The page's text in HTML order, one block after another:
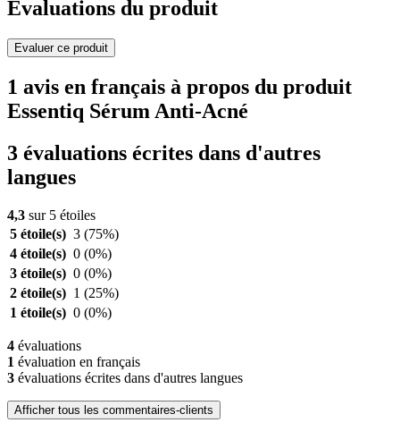
Evaluations du produit
Evaluer ce produit
1 avis en français à propos du produit
Essentiq Sérum Anti-Acné
3 évaluations écrites dans d'autres
langues
4,3 sur 5 étoiles
5 étoile(s) 3 (75%)
4 étoile(s) 0 (0%)
3 étoile(s) 0 (0%)
2 étoile(s) 1 (25%)
1 étoile(s) 0 (0%)
4 évaluations
1 évaluation en français
3 évaluations écrites dans d'autres langues
Afficher tous les commentaires-clients